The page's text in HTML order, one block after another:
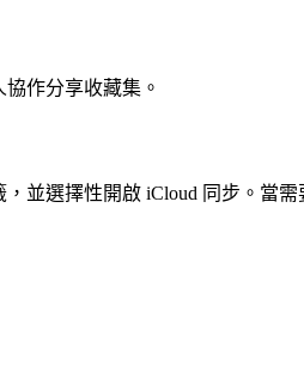
作分享收藏集。
並選擇性開啟 iCloud 同步。當